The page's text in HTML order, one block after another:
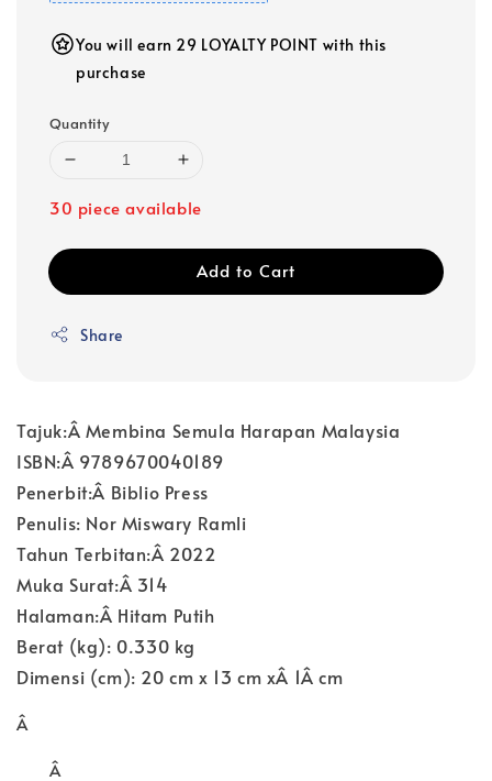
You will earn 29 LOYALTY POINT with this
purchase
Quantity
30 piece available
Add to Cart
Share
Tajuk:Â Membina Semula Harapan Malaysia
ISBN:Â 9789670040189
Penerbit:Â Biblio Press
Penulis: Nor Miswary Ramli
Tahun Terbitan:Â 2022
Muka Surat:Â 314
Halaman:Â Hitam Putih
Berat (kg): 0.330 kg
Dimensi (cm): 20 cm x 13 cm xÂ 1Â cm
Â
Â